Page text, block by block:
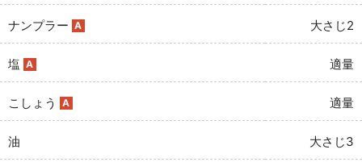
ナンプラー A 大さじ2
塩 A 適量
こしょう A 適量
油 大さじ3